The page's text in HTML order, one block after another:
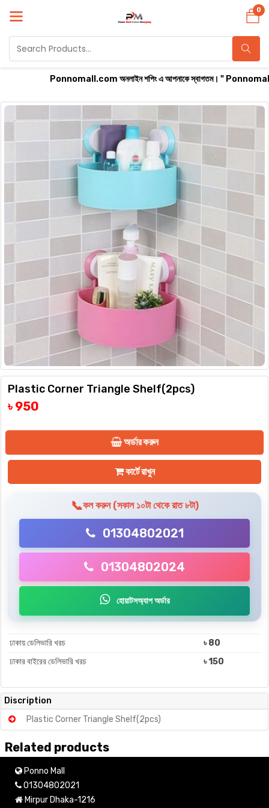
Ponnomall.com অনলাইন শপিং এ আপনাকে স্বাগতম। " Ponnomall"
0
Plastic Corner Triangle Shelf(2pcs)
৳ 950
অর্ডার করুন
কার্টে রাখুন
📞কল করুন (সকাল ১০টা থেকে রাত ৮টা)
01304802021
01304802024
হোয়াটসঅ্যাপ অর্ডার
ঢাকায় ডেলিভারি খরচ
৳ 80
ঢাকার বাইরের ডেলিভারি খরচ
৳ 150
Discription
Plastic Corner Triangle Shelf(2pcs)
Related products
Ponno Mall
01304802021
Mirpur Dhaka-1216